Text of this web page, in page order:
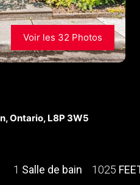
Voir les 32 Photos
Ontario, L8P 3W5
1 Salle de bain 1025